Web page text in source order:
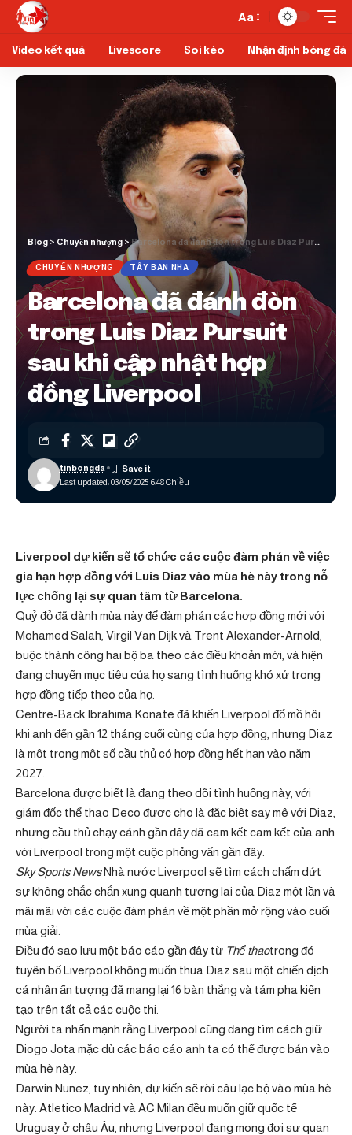
Aa
Video kết quả Livescore Soi kèo Nhận định bóng đá
Blog > Chuyển nhượng > Barcelona đã đánh đòn trong Luis Diaz Pursuit sau khi cập nhật hợp đồng Liverpool
CHUYỂN NHƯỢNG TÂY BAN NHA
Barcelona đã đánh đòn
trong Luis Diaz Pursuit
sau khi cập nhật hợp
đồng Liverpool
Last updated: 03/05/2025 6:48 Chiều
tinbongda
Liverpool dự kiến ​​sẽ tổ chức các cuộc đàm phán về việc
gia hạn hợp đồng với Luis Diaz vào mùa hè này trong nỗ
lực chống lại sự quan tâm từ Barcelona.
Quỷ đỏ đã dành mùa này để đàm phán các hợp đồng mới với
Mohamed Salah, Virgil Van Dijk và Trent Alexander-Arnold,
buộc thành công hai bộ ba theo các điều khoản mới, và hiện
đang chuyển mục tiêu của họ sang tình huống khó xử trong
hợp đồng tiếp theo của họ.
Centre-Back Ibrahima Konate đã khiến Liverpool đổ mồ hôi
khi anh đến gần 12 tháng cuối cùng của hợp đồng, nhưng Diaz
là một trong một số cầu thủ có hợp đồng hết hạn vào năm
2027.
Barcelona được biết là đang theo dõi tình huống này, với
giám đốc thể thao Deco được cho là đặc biệt say mê với Diaz,
nhưng cầu thủ chạy cánh gần đây đã cam kết cam kết của anh
với Liverpool trong một cuộc phỏng vấn gần đây.
Sky Sports NewsNhà nước Liverpool sẽ tìm cách chấm dứt
sự không chắc chắn xung quanh tương lai của Diaz một lần và
mãi mãi với các cuộc đàm phán về một phần mở rộng vào cuối
mùa giải.
Điều đó sao lưu một báo cáo gần đây từ Thể thaotrong đó
tuyên bố Liverpool không muốn thua Diaz sau một chiến dịch
cá nhân ấn tượng đã mang lại 16 bàn thắng và tám pha kiến ​​
tạo trên tất cả các cuộc thi.
Người ta nhấn mạnh rằng Liverpool cũng đang tìm cách giữ
Diogo Jota mặc dù các báo cáo anh ta có thể được bán vào
mùa hè này.
Darwin Nunez, tuy nhiên, dự kiến ​​sẽ rời câu lạc bộ vào mùa hè
này. Atletico Madrid và AC Milan đều muốn giữ quốc tế
Uruguay ở châu Âu, nhưng Liverpool đang mong đợi sự quan